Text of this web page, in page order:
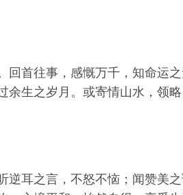
首往事，感慨万千，知命运
生之岁月。或寄情山水，领略
逆耳之言，不怒不恼；闻赞美